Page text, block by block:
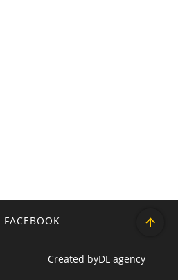
FACEBOOK
Created byDL agency